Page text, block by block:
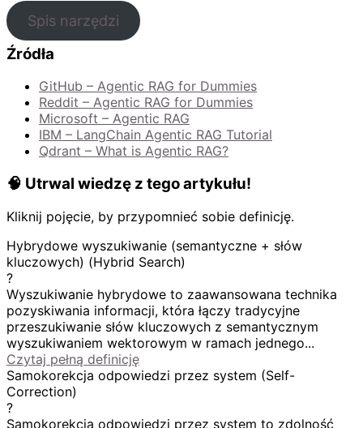
Spis narzędzi
Źródła
GitHub – Agentic RAG for Dummies
Reddit – Agentic RAG for Dummies
Microsoft – Agentic RAG
IBM – LangChain Agentic RAG Tutorial
Qdrant – What is Agentic RAG?
🧠 Utrwal wiedzę z tego artykułu!
Kliknij pojęcie, by przypomnieć sobie definicję.
Hybrydowe wyszukiwanie (semantyczne + słów
kluczowych) (Hybrid Search)
?
Wyszukiwanie hybrydowe to zaawansowana technika
pozyskiwania informacji, która łączy tradycyjne
przeszukiwanie słów kluczowych z semantycznym
wyszukiwaniem wektorowym w ramach jednego...
Czytaj pełną definicję
Samokorekcja odpowiedzi przez system (Self-
Correction)
?
Samokorekcja odpowiedzi przez system to zdolność